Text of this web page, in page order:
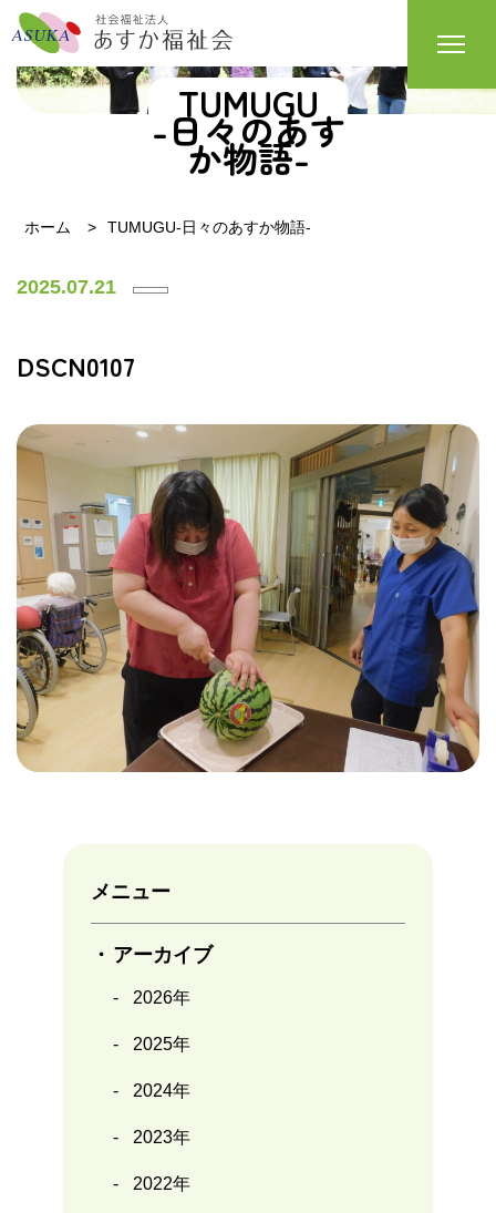
TUMUGU
-日々のあす
か物語-
ホーム TUMUGU-日々のあすか物語-
メニュー
アーカイブ
2026年
2025年
2024年
2023年
2022年
2025.07.21
DSCN0107